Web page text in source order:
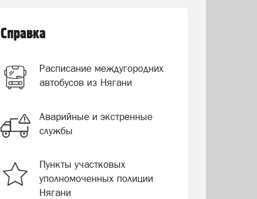
Справка
Расписание междугородних
автобусов из Нягани
Аварийные и экстренные
службы
Пункты участковых
уполномоченных полиции
Нягани